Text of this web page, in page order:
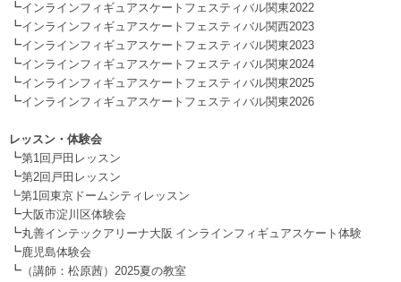
┗インラインフィギュアスケートフェスティバル関東2022
┗インラインフィギュアスケートフェスティバル関西2023
┗インラインフィギュアスケートフェスティバル関東2023
┗インラインフィギュアスケートフェスティバル関東2024
┗インラインフィギュアスケートフェスティバル関東2025
┗インラインフィギュアスケートフェスティバル関東2026
レッスン・体験会
┗第1回戸田レッスン
┗第2回戸田レッスン
┗第1回東京ドームシティレッスン
┗大阪市淀川区体験会
┗丸善インテックアリーナ大阪 インラインフィギュアスケート体験
┗ 鹿児島体験会
┗ （講師：松原茜）2025夏の教室